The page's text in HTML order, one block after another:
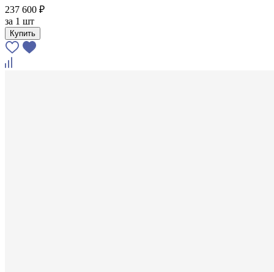
237 600 ₽
за 1 шт
Купить